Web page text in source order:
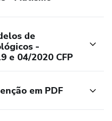
de
-
e 04/2020 CFP
em PDF